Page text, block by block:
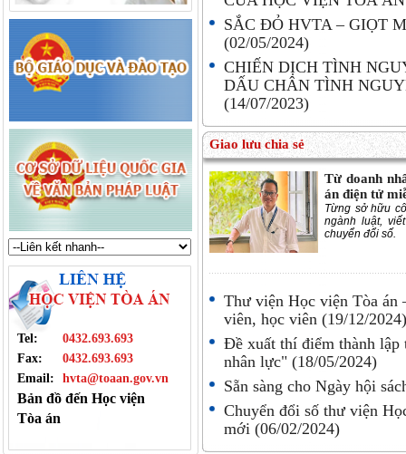
Tel:
0432.693.693
Fax:
0432.693.693
Email:
hvta@toaan.gov.vn
Bản đồ đến Học viện
Tòa án
SẮC ĐỎ HVTA – GIỌT
(02/05/2024)
CHIẾN DỊCH TÌNH
DẤU CHÂN TÌNH
(14/07/2023)
Giao lưu chia sẻ
Từ doanh
án điện tử
Từng sở hữu
ngành luật,
chuyển đổi số.
Thư viện Học viện Tòa án
viên, học viên (19/12/2024)
Đề xuất thí điểm thành lập
nhân lực" (18/05/2024)
Sẵn sàng cho Ngày hội
Chuyển đổi số thư viện
mới (06/02/2024)